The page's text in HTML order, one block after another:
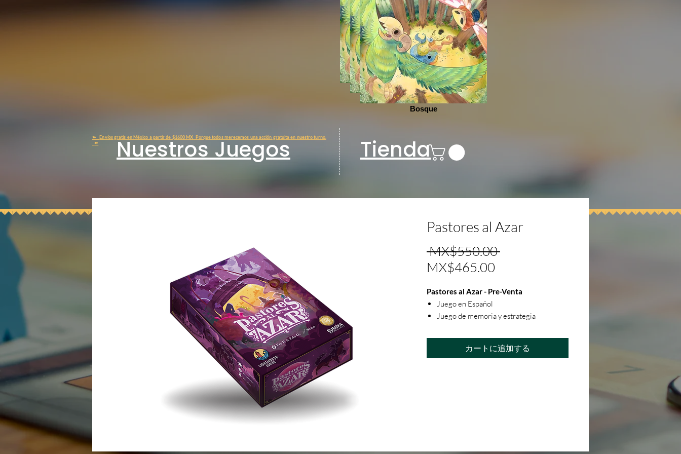
Bosque
Bosque
Bosque
Nuestros Juegos
➽Envíos gratis en México a partir de $1600 MX Porque todos merecemos una acción gratuita en nuestro turno.
➽
Tienda
Pastores al Azar
MX$550.00 通
価
MX$465.00セ
価
格
Pastores al Azar - Pre-Venta
Juego en Español
Juego de memoria y estrategia
Envío no incluido (Se notificará cuando
esté listo y se gestionará la logística con
カートに追加する